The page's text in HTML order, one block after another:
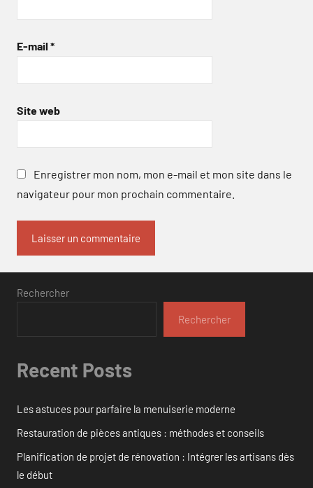
E-mail *
Site web
Enregistrer mon nom, mon e-mail et mon site dans le
navigateur pour mon prochain commentaire.
Rechercher
Rechercher
Recent Posts
Les astuces pour parfaire la menuiserie moderne
Restauration de pièces antiques : méthodes et conseils
Planification de projet de rénovation : Intégrer les artisans dès
le début